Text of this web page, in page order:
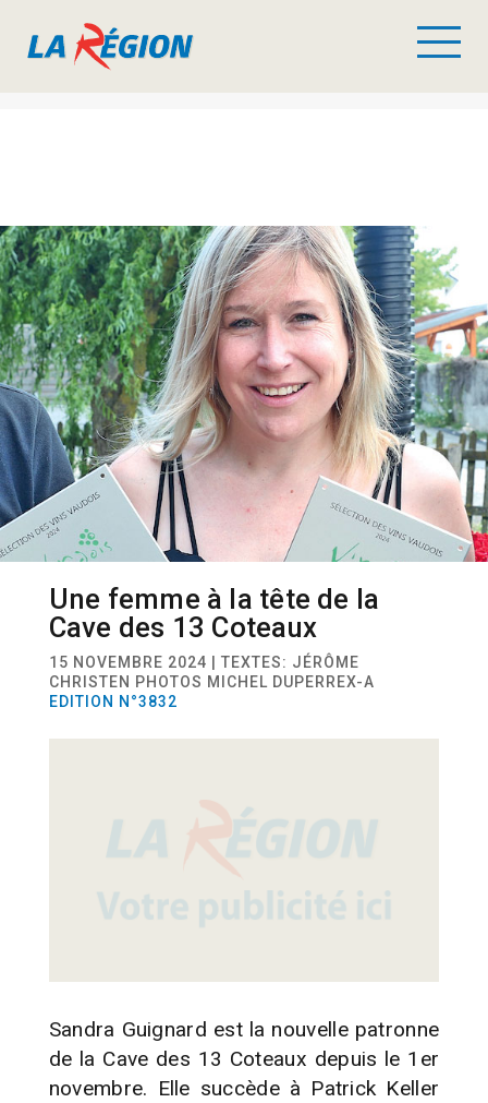
Une femme à la tête de la
Cave des 13 Coteaux
15 NOVEMBRE 2024 | TEXTES: JÉRÔME
CHRISTEN PHOTOS MICHEL DUPERREX-A
EDITION N°3832
Sandra Guignard est la nouvelle patronne
de la Cave des 13 Coteaux depuis le 1er
novembre. Elle succède à Patrick Keller